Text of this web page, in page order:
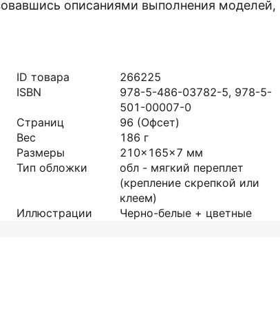
описаниями выполнения моделей,
ID товара
266225
ISBN
978-5-486-03782-5, 978-5-
501-00007-0
Страниц
96 (Офсет)
Вес
186 г
Размеры
210x165x7 мм
Тип обложки
обл - мягкий переплет
(крепление скрепкой или
клеем)
Иллюстрации
Черно-белые + цветные